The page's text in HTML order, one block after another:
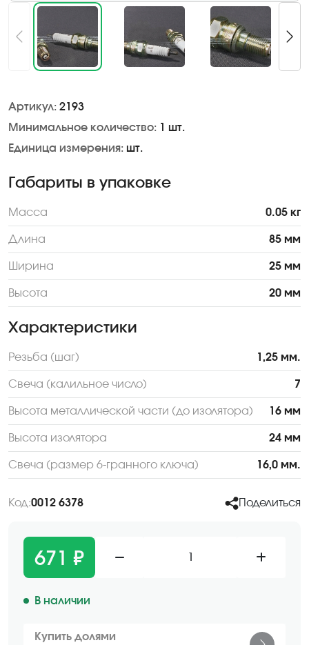
Артикул: 2193
Минимальное количество: 1 шт.
Единица измерения: шт.
Габариты в упаковке
Масса 0.05 кг
Длина 85 мм
Ширина 25 мм
Высота 20 мм
Характеристики
Резьба (шаг) 1,25 мм.
Свеча (калильное число) 7
Высота металлической части (до изолятора) 16 мм
Высота изолятора 24 мм
Свеча (размер 6-гранного ключа) 16,0 мм.
Код:0012 6378 Поделиться
671 ₽
В наличии
Купить долями